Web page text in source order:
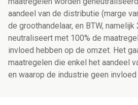
aandeel van de distributie (marge
de groothandelaar, en BTW,
neutraliseert met 100% de
invloed hebben op de omzet. Het
maatregelen die enkel het aandeel
en waarop de industrie geen